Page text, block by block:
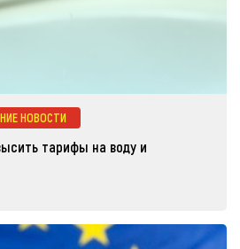
НОВОСТИ
тарифы на воду и